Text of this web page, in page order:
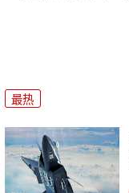
最热